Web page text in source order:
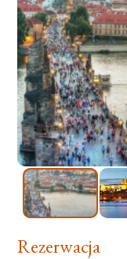
Rezerwacja